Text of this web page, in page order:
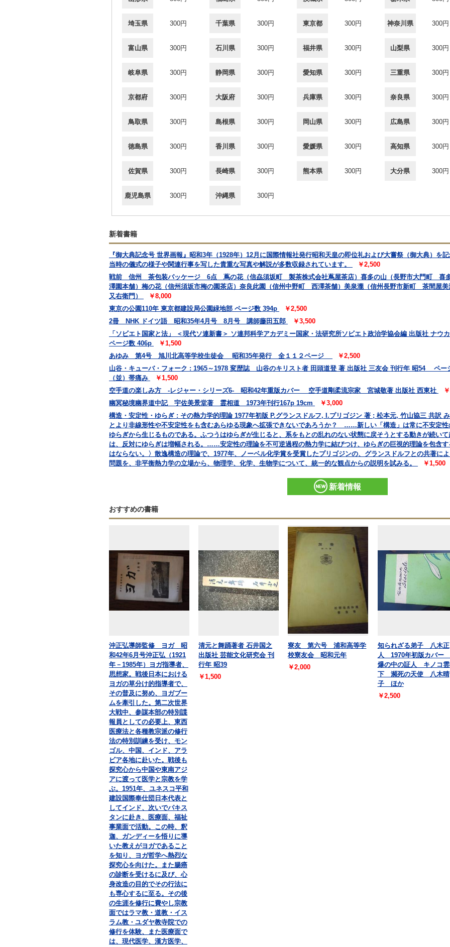
埼玉県 300円 千葉県 300円 東京都 300円 神奈川県 300円
富山県 300円 石川県 300円 福井県 300円 山梨県 300円
岐阜県 300円 静岡県 300円 愛知県 300円 三重県 300円
京都府 300円 大阪府 300円 兵庫県 300円 奈良県 300円
鳥取県 300円 島根県 300円 岡山県 300円 広島県 300円
徳島県 300円 香川県 300円 愛媛県 300円 高知県 300円
佐賀県 300円 長崎県 300円 熊本県 300円 大分県 300円
鹿児島県 300円 沖縄県 300円
新着書籍
『御大典記念号 世界画報』昭和3年（1928年）12月に国際情報社発行昭和天皇の即位礼および大嘗祭（御大典）を
当時の儀式の様子や関連行事を写した貴重な写真や解説が多数収録されています。
￥2,500
戦前 信州 茶包装パッケージ 6点 蔦の花（信劦須坂町 製茶株式会社蔦屋茶店）喜多の山（長野市大門町 喜
澤園本舗）梅の花（信州須坂市梅の園茶店）奈良此園（信州中野町 西澤茶舗）美泉瀧（信州長野市新町 茶間屋
又右衛門）
￥8,000
東京の公園110年 東京都建設局公園緑地部 ページ数 394p
￥2,500
2冊 NHK ドイツ語 昭和35年4月号 8月号 講師藤田五郎
￥3,500
「ソビエト国家と法」 ＜現代ソ連新書＞ ソ連邦科学アカデミー国家・法研究所ソビエト政治学協会編 出版社 ナウ
ページ数 406p
￥1,500
あゆみ 第4号 旭川北高等学校生徒会 昭和35年発行 全１１２ページ
￥2,500
山谷・キューバ・フォーク : 1965～1978 変歴誌 山谷のキリスト者 田頭道登 著 出版社 三友会 刊行年 昭54 ペー
（並）帯痛み
￥1,500
空手道の楽しみ方 -レジャー・シリーズ6- 昭和42年重版カバー 空手道剛柔流宗家 宮城敬著 出版社 西東社
幽冥秘境幽界道中記 宇佐美景堂著 霊相道 1973年刊行167p 19cm
￥3,000
構造・安定性・ゆらぎ : その熱力学的理論 1977年初版 P.グランスドルフ, I.プリゴジン 著 ; 松本元, 竹山協三 共訳
とより非線形性や不安定性をも含むあらゆる現象へ拡張できないであろうか？ ……新しい「構造」は常に不安定性
ゆらぎから生じるものである。ふつうはゆらぎが生じると、系をもとの乱れのない状態に戻そうとする動きが続い
は、反対にゆらぎは増幅される。……安定性の理論を不可逆過程の熱力学に結びつけ、ゆらぎの巨視的理論を包含
はならない。〉散逸構造の理論で、1977年、ノーベル化学賞を受賞したプリゴジンの、グランスドルフとの共著に
問題を、非平衡熱力学の立場から、物理学、化学、生物学について、統一的な観点からの説明を試みる。
￥1,500
新着情報
おすすめの書籍
沖正弘導師監修 ヨガ 昭
和42年6月号沖正弘（1921
年－1985年）ヨガ指導者、
思想家。戦後日本における
ヨガの草分け的指導者で、
その普及に努め、ヨガブー
ムを牽引した。第二次世界
大戦中、参謀本部の特別諜
報員としての必要上、東西
医療法と各種教宗派の修行
法の特別訓練を受け、モン
ゴル、中国、インド、アラ
ビア各地に赴いた。戦後も
探究心から中国や東南アジ
アに渡って医学と宗教を学
ぶ。1951年、ユネスコ平和
建設国際奉仕団日本代表と
してインド、次いでパキス
タンに赴き、医療面、福祉
事業面で活動。この時、釈
迦、ガンディーを悟りに導
いた教えがヨガであること
を知り、ヨガ哲学へ熱烈な
探究心を向けた。また腸癌
の診断を受けるに及び、心
身改造の目的でその行法に
も専心するに至る。その後
の生涯を修行に費やし宗教
面ではラマ教・道教・イス
ラム教・ユダヤ教寺院での
修行を体験、また医療面で
は、現代医学、漢方医学、
清元と舞踊著者 石井国之
出版社 芸能文化研究会 刊
行年 昭39
￥1,500
寮友 第六号 浦和高等学
校寮友会 昭和元年
￥2,000
知られざる弟子 八木正
人 1970年初版カバー
爆の中の証人 キノコ
下 瀕死の天使 八木晴
子 ほか
￥2,500